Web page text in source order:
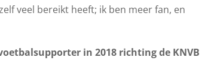
veel bereikt heeft; ik ben meer fan, en
in 2018 richting de KNVB